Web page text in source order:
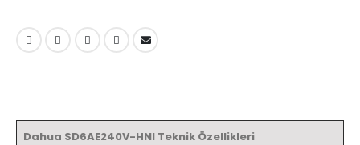
Dahua SD6AE240V-HNI Teknik Özellikleri